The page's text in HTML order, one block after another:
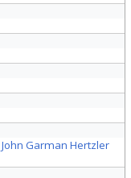
John Garman Hertzler